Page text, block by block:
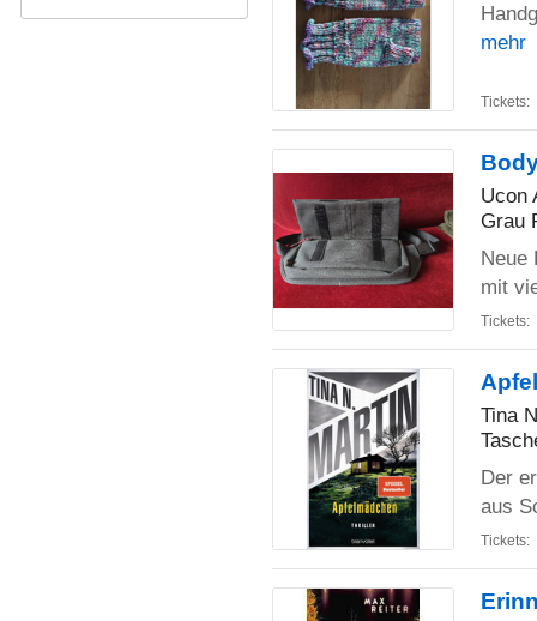
mehr
Tickets:
Ucon
Grau
Neue
mit
Tickets:
Tina
Der
aus
Tickets: